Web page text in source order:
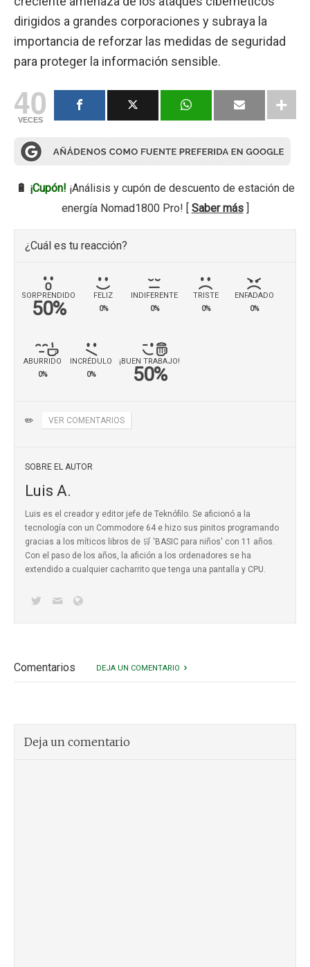
dirigidos a grandes corporaciones y subraya la
importancia de reforzar las medidas de seguridad
para proteger la información sensible.
40
VECES
🔋 ¡Cupón! ¡Análisis y cupón de descuento de estación de
energía Nomad1800 Pro! [ Saber más]
¿Cuál es tu reacción?
SORPRENDIDO
50%
FELIZ
0%
INDIFERENTE
0%
TRISTE
0%
ENFADADO
0%
ABURRIDO
0%
INCRÉDULO
0%
¡BUEN TRABAJO!
50%
✏️ VER COMENTARIOS
SOBRE EL AUTOR
Luis A.
Luis es el creador y editor jefe de Teknófilo. Se aficionó a la
tecnología con un Commodore 64 e hizo sus pinitos programando
gracias a los míticos libros de 🛒 'BASIC para niños' con 11 años.
Con el paso de los años, la afición a los ordenadores se ha
extendido a cualquier cacharrito que tenga una pantalla y CPU.
Comentarios DEJA UN COMENTARIO
Deja un comentario